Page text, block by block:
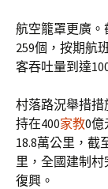
航空籠罩更廣
259個，按期航
客吞吐量到達
村落路況舉措
持在400家教0億
18.8萬公里，截
里，全國建制
復興。